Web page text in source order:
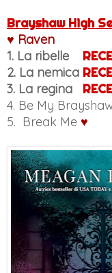
Brayshaw High
♥ Raven
1. La ribelle
2. La nemica
3. La regina
4. Be My
5. Break Me ♥